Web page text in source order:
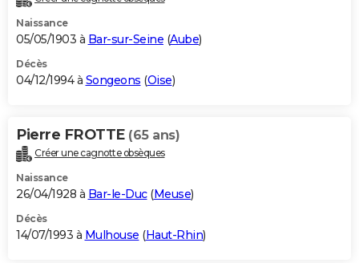
Naissance
05/05/1903 à Bar-sur-Seine (Aube)
Décès
04/12/1994 à Songeons (Oise)
Pierre FROTTE (65 ans)
Créer une cagnotte obsèques
Naissance
26/04/1928 à Bar-le-Duc(Meuse)
Décès
14/07/1993 à Mulhouse (Haut-Rhin)